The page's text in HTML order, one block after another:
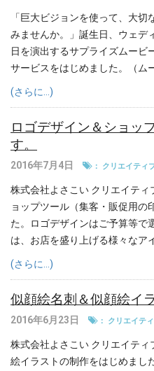
「巨大ビジョンを使って、大
みませんか。」誕生日、ウェデ
日を演出するサプライズムービ
サービスをはじめました。（ム
(さらに…)
ロゴデザイン＆ショッ
す。
2016年7月4日 ： クリエイティ
株式会社よさこい クリエイテ
ョップツール（集客・販促用の
た。ロゴデザインはご予算等で
は、お店を盛り上げる様々なア
(さらに…)
似顔絵名刺＆似顔絵イ
2016年6月23日 ： クリエイテ
株式会社よさこい クリエイテ
絵イラストの制作をはじめまし